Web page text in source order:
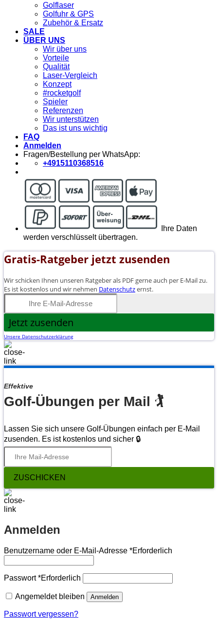
Golflaser
Golfuhr & GPS
Zubehör & Ersatz
SALE
ÜBER UNS
Wir über uns
Vorteile
Qualität
Laser-Vergleich
Konzept
#rocketgolf
Spieler
Referenzen
Wir unterstützen
Das ist uns wichtig
FAQ
Anmelden
Fragen/Bestellung per WhatsApp:
+4915110368516
Ihre Daten
werden verschlüsselt übertragen.
Gratis-Ratgeber jetzt zusenden
Wir schicken Ihnen unseren Ratgeber als PDF gerne auch per E-Mail zu.
Es ist kostenlos und wir nehmen Datenschutzernst.
Jetzt zusenden
Unsere Datenschutzerklärung
Effektive
Golf-Übungen per Mail 🏌
Lassen Sie sich unsere Golf-Übungen einfach per E-Mail
zusenden. Es ist kostenlos und sicher 🔒
ZUSCHICKEN
Anmelden
Benutzername oder E-Mail-Adresse *Erforderlich
Passwort*Erforderlich
Angemeldet bleiben Anmelden
Passwort vergessen?